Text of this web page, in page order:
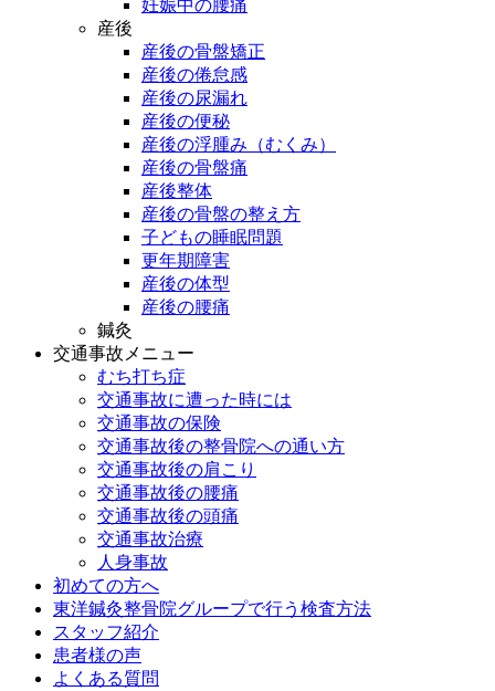
妊娠中の腰痛
産後
産後の骨盤矯正
産後の倦怠感
産後の尿漏れ
産後の便秘
産後の浮腫み（むくみ）
産後の骨盤痛
産後整体
産後の骨盤の整え方
子どもの睡眠問題
更年期障害
産後の体型
産後の腰痛
鍼灸
交通事故メニュー
むち打ち症
交通事故に遭った時には
交通事故の保険
交通事故後の整骨院への通い方
交通事故後の肩こり
交通事故後の腰痛
交通事故後の頭痛
交通事故治療
人身事故
初めての方へ
東洋鍼灸整骨院グループで行う検査方法
スタッフ紹介
患者様の声
よくある質問